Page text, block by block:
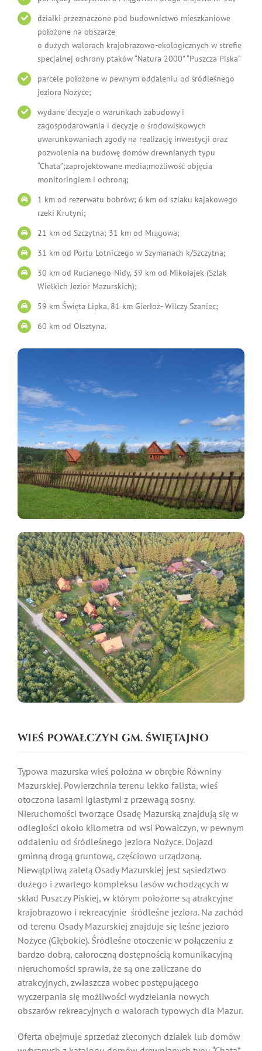
działki przeznaczone pod budownictwo mieszkaniowe
położone na obszarze
o dużych walorach krajobrazowo-ekologicznych w strefie
specjalnej ochrony ptaków “Natura 2000” “Puszcza Piska”
parcele położone w pewnym oddaleniu od śródleśnego
jeziora Nożyce;
wydane decyzje o warunkach zabudowy i
zagospodarowania i decyzje o środowiskowych
uwarunkowaniach zgody na realizację inwestycji oraz
pozwolenia na budowę domów drewnianych typu
“Chata”;zaprojektowane media;możliwość objęcia
monitoringiem i ochroną;
1 km od rezerwatu bobrów; 6 km od szlaku kajakowego
rzeki Krutyni;
21 km od Szczytna; 31 km od Mrągowa;
31 km od Portu Lotniczego w Szymanach k/Szczytna;
30 km od Rucianego-Nidy, 39 km od Mikołajek (Szlak
Wielkich Jezior Mazurskich);
59 km Święta Lipka, 81 km Gierłoż- Wilczy Szaniec;
60 km od Olsztyna.
WIEŚ POWAŁCZYN GM. ŚWIĘTAJNO
Typowa mazurska wieś położna w obrębie Równiny
Mazurskiej. Powierzchnia terenu lekko falista, wieś
otoczona lasami iglastymi z przewagą sosny.
Nieruchomości tworzące Osadę Mazurską znajdują się w
odległości około kilometra od wsi Powałczyn, w pewnym
oddaleniu od śródleśnego jeziora Nożyce. Dojazd
gminną drogą gruntową, częściowo urządzoną.
Niewątpliwą zaletą Osady Mazurskiej jest sąsiedztwo
dużego i zwartego kompleksu lasów wchodzących w
skład Puszczy Piskiej, w którym położone są atrakcyjne
krajobrazowo i rekreacyjnie śródleśne jeziora. Na zachód
od terenu Osady Mazurskiej znajduje się leśne jezioro
Nożyce (Głębokie). Śródleśne otoczenie w połączeniu z
bardzo dobrą, całoroczną dostępnością komunikacyjną
nieruchomości sprawia, że są one zaliczane do
atrakcyjnych, zwłaszcza wobec postępującego
wyczerpania się możliwości wydzielania nowych
obszarów rekreacyjnych o walorach typowych dla Mazur.
Oferta obejmuje sprzedaż zleconych działek lub domów